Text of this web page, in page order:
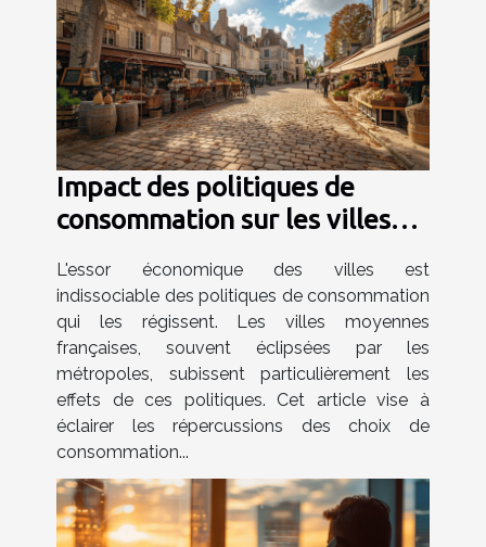
Impact des politiques de
consommation sur les villes
L'essor économique des villes est
indissociable des politiques de consommation
qui les régissent. Les villes moyennes
françaises, souvent éclipsées par les
métropoles, subissent particulièrement les
effets de ces politiques. Cet article vise à
éclairer les répercussions des choix de
consommation...